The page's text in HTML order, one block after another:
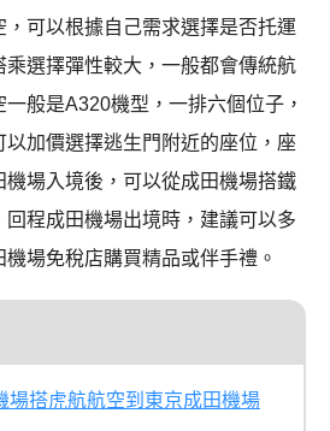
可以根據自己需求選擇是否托運
選擇彈性較大，一般都會傳統航
般是A320機型，一排六個位子，
以加價選擇逃生門附近的座位，座
場入境後，可以從成田機場搭鐵
程成田機場出境時，建議可以多
場免稅店購買精品或伴手禮。
場搭虎航航空到東京成田機場